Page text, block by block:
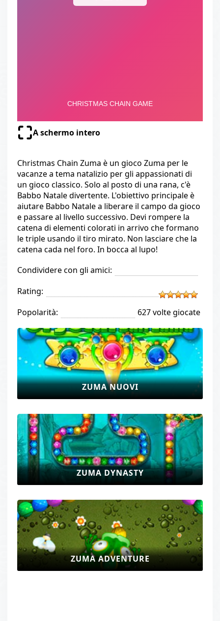
A schermo intero
Christmas Chain Zuma è un gioco Zuma per le
vacanze a tema natalizio per gli appassionati di
un gioco classico. Solo al posto di una rana, c'è
Babbo Natale divertente. L'obiettivo principale è
aiutare Babbo Natale a liberare il campo da gioco
e passare al livello successivo. Devi rompere la
catena di elementi colorati in arrivo che formano
le triple usando il tiro mirato. Non lasciare che la
catena cada nel foro. In bocca al lupo!
Condividere con gli amici:
Rating:
Popolarità:
627 volte giocate
ZUMA NUOVI
ZUMA DYNASTY
ZUMA ADVENTURE